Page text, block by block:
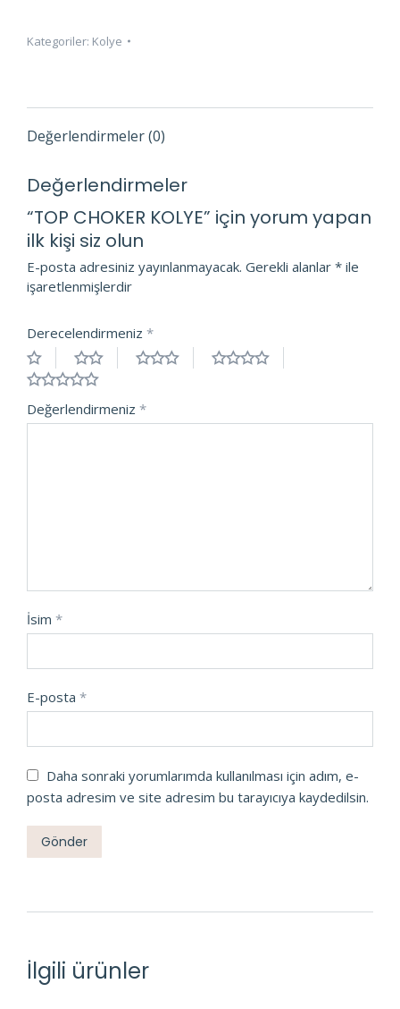
Kategoriler: Kolye
Değerlendirmeler (0)
Değerlendirmeler
“TOP CHOKER KOLYE” için yorum yapan
ilk kişi siz olun
E-posta adresiniz yayınlanmayacak. Gerekli alanlar * ile
işaretlenmişlerdir
Derecelendirmeniz *
Değerlendirmeniz *
İsim *
E-posta *
Daha sonraki yorumlarımda kullanılması için adım, e-
posta adresim ve site adresim bu tarayıcıya kaydedilsin.
İlgili ürünler